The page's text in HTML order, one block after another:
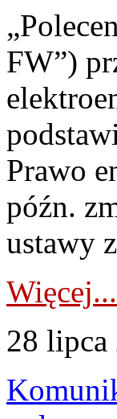
FW”)
Prawo
późn.
ustawy
Więcej...
28 lipca